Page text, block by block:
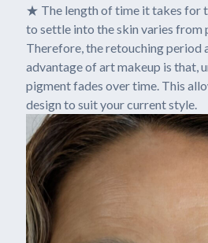
★ The length of time it takes for
to settle into the skin varies from
Therefore, the retouching period
advantage of art makeup is that,
pigment fades over time. This
design to suit your current style.